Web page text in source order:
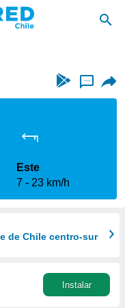
...
Este
7
23 km/h
de Chile centro-sur
Instalar